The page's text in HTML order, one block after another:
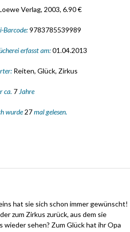
Verlag, 2003, 6.90 €
Barcode:9783785539989
erfasst am:01.04.2013
Reiten, Glück, Zirkus
ca. 7Jahre
wurde27mal gelesen.
hat sie sich schon immer gewünscht!
zum Zirkus zurück, aus dem sie
sehen? Zum Glück hat ihr Opa